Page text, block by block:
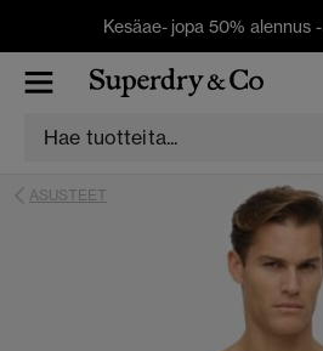
Kesäae- jopa 50% alennus -
ASUSTEET